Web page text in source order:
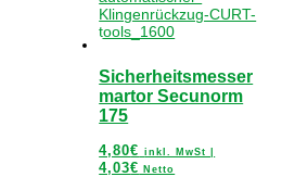
Sicherheitsmesser
martor Secunorm
175
4,80€ inkl. MwSt |
4,03€ Netto